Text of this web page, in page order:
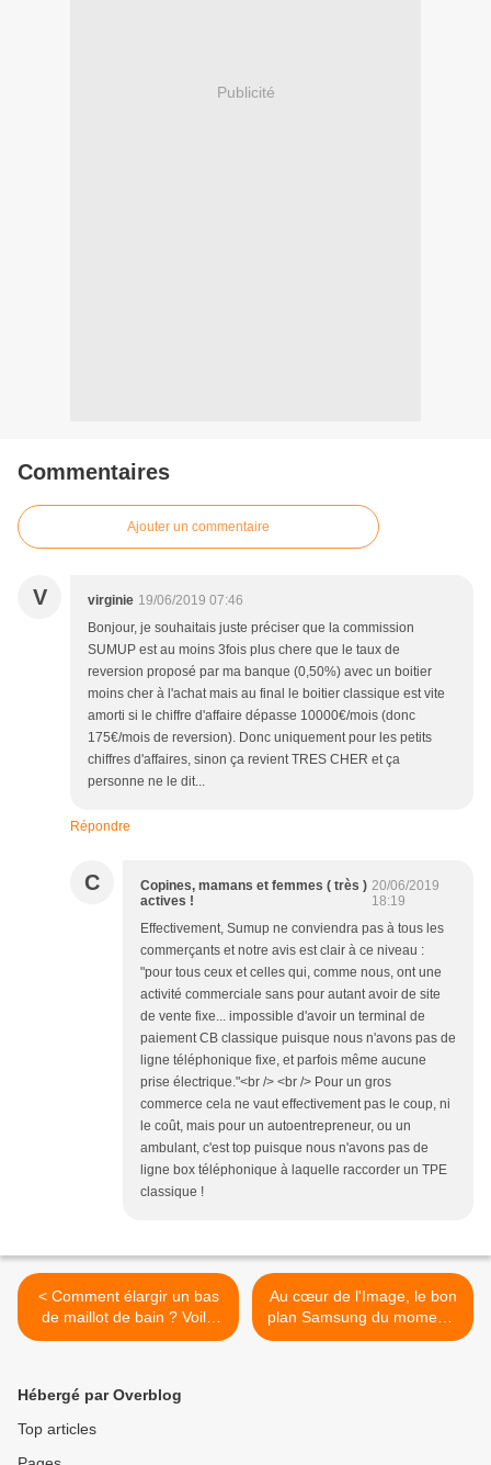
Publicité
Commentaires
Ajouter un commentaire
V virginie 19/06/2019 07:46
Bonjour, je souhaitais juste préciser que la commission
SUMUP est au moins 3fois plus chere que le taux de
reversion proposé par ma banque (0,50%) avec un boitier
moins cher à l'achat mais au final le boitier classique est vite
amorti si le chiffre d'affaire dépasse 10000€/mois (donc
175€/mois de reversion). Donc uniquement pour les petits
chiffres d'affaires, sinon ça revient TRES CHER et ça
personne ne le dit...
Répondre
C
Copines, mamans et femmes ( très )
actives !
20/06/2019
18:19
Effectivement, Sumup ne conviendra pas à tous les
commerçants et notre avis est clair à ce niveau :
"pour tous ceux et celles qui, comme nous, ont une
activité commerciale sans pour autant avoir de site
de vente fixe... impossible d'avoir un terminal de
paiement CB classique puisque nous n'avons pas de
ligne téléphonique fixe, et parfois même aucune
prise électrique."<br /> <br /> Pour un gros
commerce cela ne vaut effectivement pas le coup, ni
le coût, mais pour un autoentrepreneur, ou un
ambulant, c'est top puisque nous n'avons pas de
ligne box téléphonique à laquelle raccorder un TPE
classique !
< Comment élargir un bas
de maillot de bain ? Voilà
l'astuce qu'il vous faut...
Au cœur de l'Image, le bon
plan Samsung du moment !
>
Hébergé par Overblog
Top articles